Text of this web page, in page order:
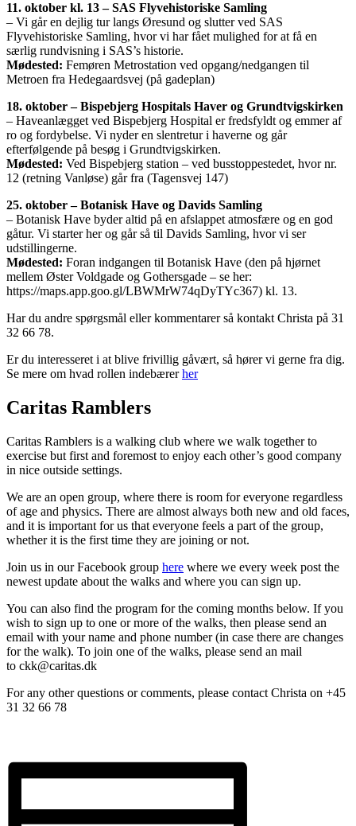
11. oktober kl. 13 – SAS Flyvehistoriske Samling
– Vi går en dejlig tur langs Øresund og slutter ved SAS
Flyvehistoriske Samling, hvor vi har fået mulighed for at få en
særlig rundvisning i SAS’s historie.
Mødested: Femøren Metrostation ved opgang/nedgangen til
Metroen fra Hedegaardsvej (på gadeplan)
18. oktober – Bispebjerg Hospitals Haver og Grundtvigskirken
– Haveanlægget ved Bispebjerg Hospital er fredsfyldt og emmer af
ro og fordybelse. Vi nyder en slentretur i haverne og går
efterfølgende på besøg i Grundtvigskirken.
Mødested: Ved Bispebjerg station – ved busstoppestedet, hvor nr.
12 (retning Vanløse) går fra (Tagensvej 147)
25. oktober – Botanisk Have og Davids Samling
– Botanisk Have byder altid på en afslappet atmosfære og en god
gåtur. Vi starter her og går så til Davids Samling, hvor vi ser
udstillingerne.
Mødested: Foran indgangen til Botanisk Have (den på hjørnet
mellem Øster Voldgade og Gothersgade – se her:
https://maps.app.goo.gl/LBWMrW74qDyTYc367) kl. 13.
Har du andre spørgsmål eller kommentarer så kontakt Christa på 31
32 66 78.
Er du interesseret i at blive frivillig gåvært, så hører vi gerne fra dig.
Se mere om hvad rollen indebærerher
Caritas Ramblers
Caritas Ramblers is a walking club where we walk together to
exercise but first and foremost to enjoy each other’s good company
in nice outside settings.
We are an open group, where there is room for everyone regardless
of age and physics. There are almost always both new and old faces,
and it is important for us that everyone feels a part of the group,
whether it is the first time they are joining or not.
Join us in our Facebook group here where we every week post the
newest update about the walks and where you can sign up.
You can also find the program for the coming months below. If you
wish to sign up to one or more of the walks, then please send an
email with your name and phone number (in case there are changes
for the walk). To join one of the walks, please send an mail
to ckk@caritas.dk
For any other questions or comments, please contact Christa on +45
31 32 66 78